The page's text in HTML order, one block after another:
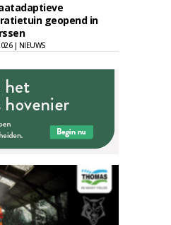
geopend in
| NIEUWS